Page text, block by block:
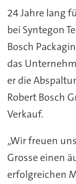
24 Jahre lang
bei Syntegon
Bosch
das
er die
Robert Bosch
Verkauf.
„Wir freuen
Grosse einen
erfolgreichen